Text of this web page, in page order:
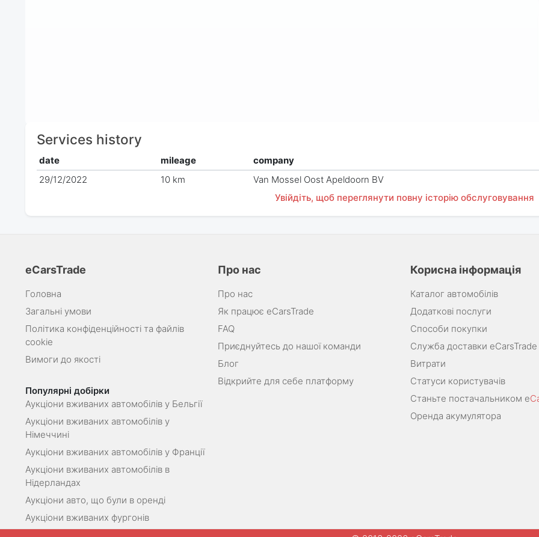
Services history
date mileage company
29/12/2022
10 km Van Mossel Oost Apeldoorn BV
Увійдіть, щоб переглянути повну історію обслуговування
eCarsTrade
Головна
Загальні умови
Політика конфіденційності та файлів
cookie
Вимоги до якості
Популярні добірки
Аукціони вживаних автомобілів у Бельгії
Аукціони вживаних автомобілів у
Німеччині
Аукціони вживаних автомобілів у Франції
Аукціони вживаних автомобілів в
Нідерландах
Аукціони авто, що були в оренді
Аукціони вживаних фургонів
Про нас
Про нас
Як працює eCarsTrade
FAQ
Приєднуйтесь до нашої команди
Блог
Відкрийте для себе платформу
Корисна інформація
Каталог автомобілів
Додаткові послуги
Способи покупки
Служба доставки eCarsTrade
Витрати
Статуси користувачів
Станьте постачальником e
Оренда акумулятора